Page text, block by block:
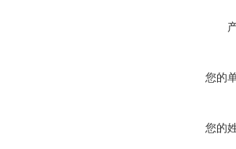
您的
您的